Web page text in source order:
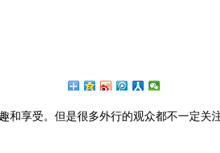
受。但是很多外行的观众都不一定关